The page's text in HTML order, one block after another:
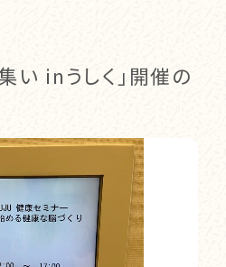
い inうしく」開催の